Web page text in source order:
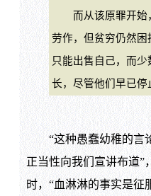
而从该原罪开始
劳作，但贫穷仍然
只能出售自己，而
长，尽管他们早已停
“这种愚蠢幼稚的言论
正当性向我们宣讲布道”
时，“血淋淋的事实是征